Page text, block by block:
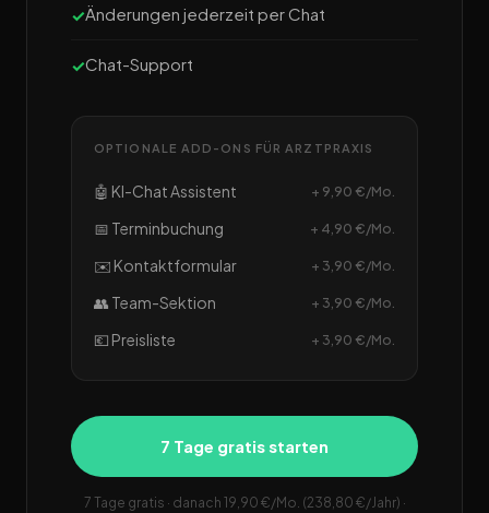
Änderungen jederzeit per Chat
Chat-Support
OPTIONALE ADD-ONS FÜR ARZTPRAXIS
🤖 KI-Chat Assistent + 9,90 €/Mo.
📅 Terminbuchung + 4,90 €/Mo.
✉️ Kontaktformular + 3,90 €/Mo.
👥 Team-Sektion + 3,90 €/Mo.
💶 Preisliste + 3,90 €/Mo.
7 Tage gratis starten
7 Tage gratis · danach 19,90 €/Mo. (238,80 €/Jahr) ·